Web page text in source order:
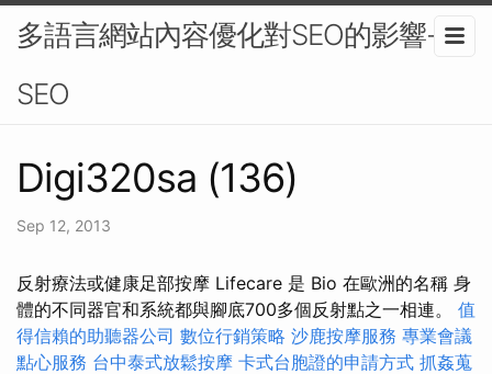
多語言網站內容優化對SEO的影響-
SEO
Digi320sa (136)
Sep 12, 2013
反射療法或健康足部按摩 Lifecare 是 Bio 在歐洲的名稱 身
體的不同器官和系統都與腳底700多個反射點之一相連。 值
得信賴的助聽器公司 數位行銷策略 沙鹿按摩服務 專業會議
點心服務 台中泰式放鬆按摩 卡式台胞證的申請方式 抓姦蒐